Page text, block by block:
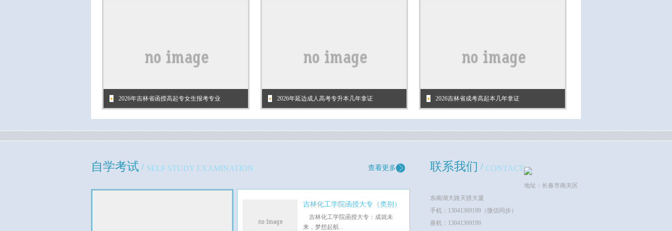
2026年吉林省函授高起专女生报考专业 2026年延边成人高考专升本几年拿证 2026吉林省成考高起本几年拿证
自学考试 / SELF STUDY EXAMINATION 查看更多
吉林化工学院函授大专（类别）
吉林化工学院函授大专：成就未
来，梦想起航...
联系我们 / CONTACT
地址：长春市南关区
东南湖大路天骄大厦
手机：13041369199（微信同步）
座机：13041369199